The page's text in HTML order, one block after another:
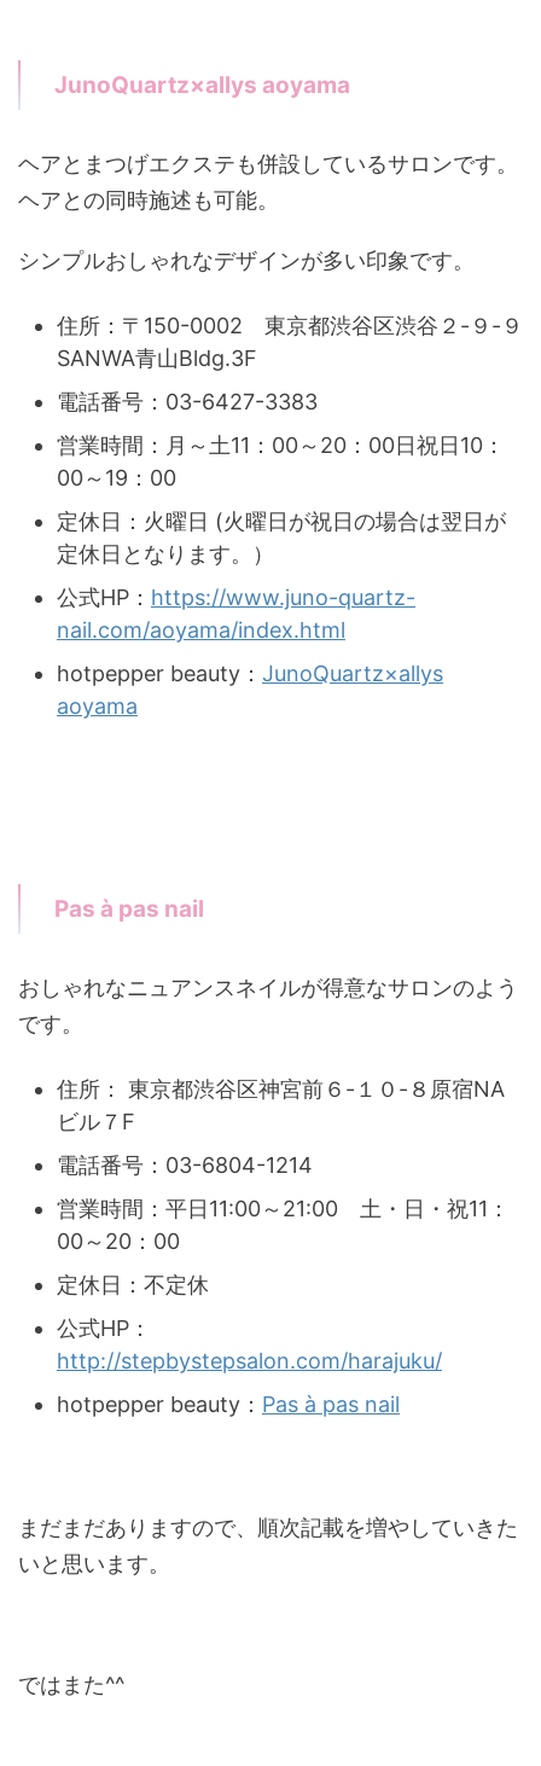
JunoQuartz×allys aoyama
ヘアとまつげエクステも併設しているサロンです。
ヘアとの同時施述も可能。
シンプルおしゃれなデザインが多い印象です。
住所：〒150-0002 東京都渋谷区渋谷２-９-９
SANWA青山Bldg.3F
電話番号：03-6427-3383
営業時間：月～土11：00～20：00日祝日10：
00～19：00
定休日：火曜日 (火曜日が祝日の場合は翌日が
定休日となります。）
公式HP： https://www.juno-quartz-
nail.com/aoyama/index.html
hotpepper beauty： JunoQuartz×allys
aoyama
Pas à pas nail
おしゃれなニュアンスネイルが得意なサロンのよう
です。
住所： 東京都渋谷区神宮前６-１０-８原宿NA
ビル７F
電話番号：03-6804-1214
営業時間：平日11:00～21:00 土・日・祝11：
00～20：00
定休日：不定休
公式HP：
http://stepbystepsalon.com/harajuku/
hotpepper beauty： Pas à pas nail
まだまだありますので、順次記載を増やしていきた
いと思います。
ではまた^^